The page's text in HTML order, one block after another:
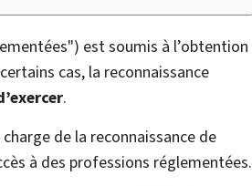
est soumis à l’obtention
cas, la reconnaissance
.
de la reconnaissance de
à des professions réglementées.